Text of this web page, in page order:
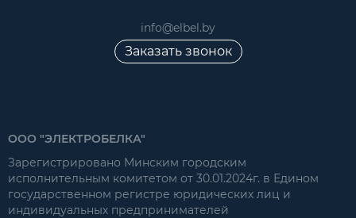
info@elbel.by
Заказать звонок
ООО "ЭЛЕКТРОБЕЛКА"
Зарегистрировано Минским городским
исполнительным комитетом от 30.01.2024г. в Едином
государственном регистре юридических лиц и
индивидуальных предпринимателей